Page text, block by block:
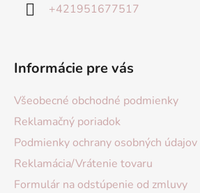
+421951677517
Informácie pre vás
Všeobecné obchodné podmienky
Reklamačný poriadok
Podmienky ochrany osobných údajov
Reklamácia/Vrátenie tovaru
Formulár na odstúpenie od zmluvy